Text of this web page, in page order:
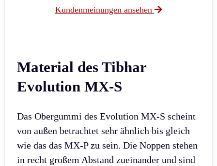
Kundenmeinungen ansehen
Material des Tibhar
Evolution MX-S
Das Obergummi des Evolution MX-S scheint
von außen betrachtet sehr ähnlich bis gleich
wie das das MX-P zu sein. Die Noppen stehen
in recht großem Abstand zueinander und sind